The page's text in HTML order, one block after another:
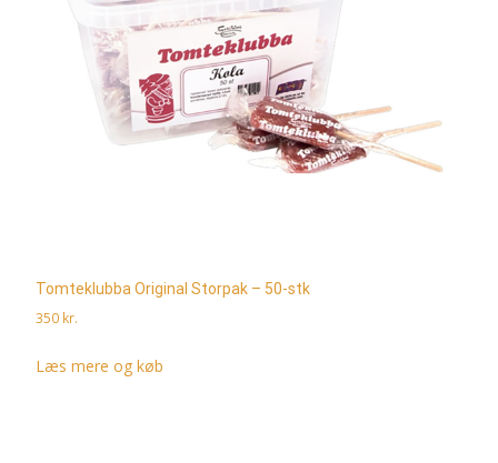
Tomteklubba Original Storpak – 50-stk
350 kr.
Læs mere og køb